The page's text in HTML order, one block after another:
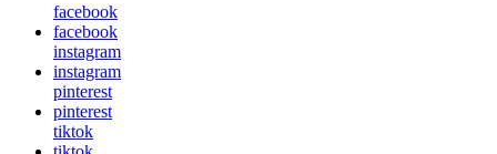
facebook
facebook
instagram
instagram
pinterest
pinterest
tiktok